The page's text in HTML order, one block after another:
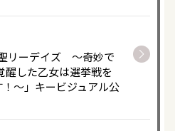
リーデイズ 〜奇妙で
醒した乙女は選挙戦を
〜」キービジュアル公